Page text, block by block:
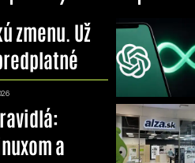
zmenu. Už
a